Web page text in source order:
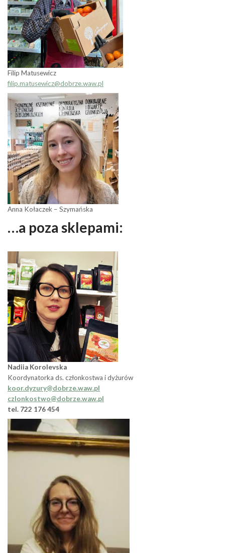
Filip Matusewicz
filip.matusewicz@dobrze.waw.pl
Anna Kołaczek – Szymańska
…a poza sklepami:
Nadiia Korolevska
Koordynatorka ds. członkostwa i dyżurów
koor.dyzury@dobrze.waw.pl
czlonkostwo@dobrze.waw.pl
tel. 722 176 454